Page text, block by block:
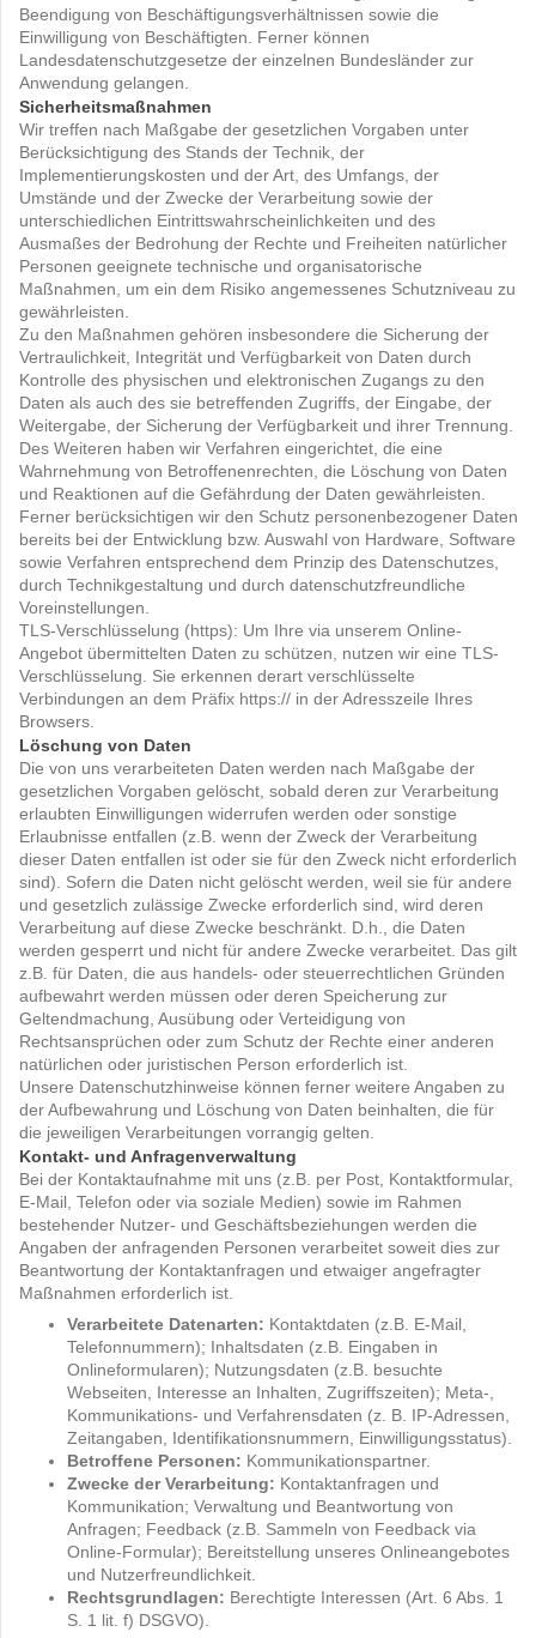
Beendigung von Beschäftigungsverhältnissen sowie die
Einwilligung von Beschäftigten. Ferner können
Landesdatenschutzgesetze der einzelnen Bundesländer zur
Anwendung gelangen.
Sicherheitsmaßnahmen
Wir treffen nach Maßgabe der gesetzlichen Vorgaben unter
Berücksichtigung des Stands der Technik, der
Implementierungskosten und der Art, des Umfangs, der
Umstände und der Zwecke der Verarbeitung sowie der
unterschiedlichen Eintrittswahrscheinlichkeiten und des
Ausmaßes der Bedrohung der Rechte und Freiheiten natürlicher
Personen geeignete technische und organisatorische
Maßnahmen, um ein dem Risiko angemessenes Schutzniveau zu
gewährleisten.
Zu den Maßnahmen gehören insbesondere die Sicherung der
Vertraulichkeit, Integrität und Verfügbarkeit von Daten durch
Kontrolle des physischen und elektronischen Zugangs zu den
Daten als auch des sie betreffenden Zugriffs, der Eingabe, der
Weitergabe, der Sicherung der Verfügbarkeit und ihrer Trennung.
Des Weiteren haben wir Verfahren eingerichtet, die eine
Wahrnehmung von Betroffenenrechten, die Löschung von Daten
und Reaktionen auf die Gefährdung der Daten gewährleisten.
Ferner berücksichtigen wir den Schutz personenbezogener Daten
bereits bei der Entwicklung bzw. Auswahl von Hardware, Software
sowie Verfahren entsprechend dem Prinzip des Datenschutzes,
durch Technikgestaltung und durch datenschutzfreundliche
Voreinstellungen.
TLS-Verschlüsselung (https): Um Ihre via unserem Online-
Angebot übermittelten Daten zu schützen, nutzen wir eine TLS-
Verschlüsselung. Sie erkennen derart verschlüsselte
Verbindungen an dem Präfix https:// in der Adresszeile Ihres
Browsers.
Löschung von Daten
Die von uns verarbeiteten Daten werden nach Maßgabe der
gesetzlichen Vorgaben gelöscht, sobald deren zur Verarbeitung
erlaubten Einwilligungen widerrufen werden oder sonstige
Erlaubnisse entfallen (z.B. wenn der Zweck der Verarbeitung
dieser Daten entfallen ist oder sie für den Zweck nicht erforderlich
sind). Sofern die Daten nicht gelöscht werden, weil sie für andere
und gesetzlich zulässige Zwecke erforderlich sind, wird deren
Verarbeitung auf diese Zwecke beschränkt. D.h., die Daten
werden gesperrt und nicht für andere Zwecke verarbeitet. Das gilt
z.B. für Daten, die aus handels- oder steuerrechtlichen Gründen
aufbewahrt werden müssen oder deren Speicherung zur
Geltendmachung, Ausübung oder Verteidigung von
Rechtsansprüchen oder zum Schutz der Rechte einer anderen
natürlichen oder juristischen Person erforderlich ist.
Unsere Datenschutzhinweise können ferner weitere Angaben zu
der Aufbewahrung und Löschung von Daten beinhalten, die für
die jeweiligen Verarbeitungen vorrangig gelten.
Kontakt- und Anfragenverwaltung
Bei der Kontaktaufnahme mit uns (z.B. per Post, Kontaktformular,
E-Mail, Telefon oder via soziale Medien) sowie im Rahmen
bestehender Nutzer- und Geschäftsbeziehungen werden die
Angaben der anfragenden Personen verarbeitet soweit dies zur
Beantwortung der Kontaktanfragen und etwaiger angefragter
Maßnahmen erforderlich ist.
Verarbeitete Datenarten: Kontaktdaten (z.B. E-Mail,
Telefonnummern); Inhaltsdaten (z.B. Eingaben in
Onlineformularen); Nutzungsdaten (z.B. besuchte
Webseiten, Interesse an Inhalten, Zugriffszeiten); Meta-,
Kommunikations- und Verfahrensdaten (z. B. IP-Adressen,
Zeitangaben, Identifikationsnummern, Einwilligungsstatus).
Betroffene Personen: Kommunikationspartner.
Zwecke der Verarbeitung: Kontaktanfragen und
Kommunikation; Verwaltung und Beantwortung von
Anfragen; Feedback (z.B. Sammeln von Feedback via
Online-Formular); Bereitstellung unseres Onlineangebotes
und Nutzerfreundlichkeit.
Rechtsgrundlagen: Berechtigte Interessen (Art. 6 Abs. 1
S. 1 lit. f) DSGVO).